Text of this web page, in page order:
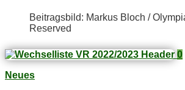
Bei­trags­bild: Mar­kus Bloch /
Reserved
0
Neues